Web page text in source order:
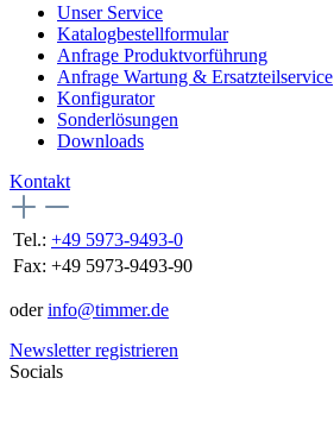
Unser Service
Katalogbestellformular
Anfrage Produktvorführung
Anfrage Wartung & Ersatzteilservice
Konfigurator
Sonderlösungen
Downloads
Kontakt
Tel.: +49 5973-9493-0
Fax: +49 5973-9493-90
oderinfo@timmer.de
Newsletter registrieren
Socials